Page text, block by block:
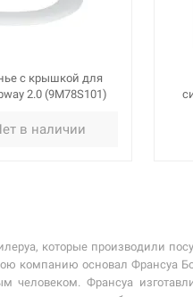
с крышкой для
2.0 (9M78S101)
в наличии
которые производили
компанию основал Франсуа
Франсуа